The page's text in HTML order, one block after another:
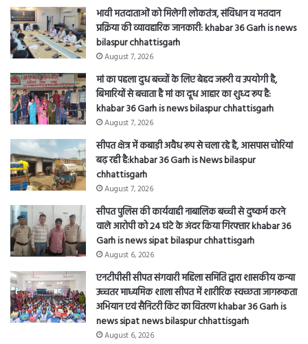
भावी मतदाताओं को मिलेगी लोकतंत्र, संविधान व मतदान
प्रक्रिया की व्यावहारिक जानकारी: khabar 36 Garh is news
bilaspur chhattisgarh
August 7, 2026
मां का पहला दुध बच्चों के लिए बेहद जरूरी व उपयोगी है,
बिमारियों से बचाता है मां का दूध आहार का शुध्द रूप है:
khabar 36 Garh is news bilaspur chhattisgarh
August 7, 2026
सीपत क्षेत्र में कबाड़ी अवैध रूप से चला रहे है, आसपास चोरियां
बढ़ रही है:khabar 36 Garh is News bilaspur
chhattisgarh
August 7, 2026
सीपत पुलिस की कार्यवाही नाबालिक बच्ची से दुष्कर्म करने
वाले आरोपी को 24 घंटे के अंदर किया गिरफ्तार khabar 36
Garh is news sipat bilaspur chhattisgarh
August 6, 2026
एनटीपीसी सीपत संगवारी महिला समिति द्वारा शासकीय कन्या
उच्चतर माध्यमिक शाला सीपत में शारीरिक स्वच्छता जागरूकता
अभियान एवं सैनिटरी किट का वितरण khabar 36 Garh is
news sipat news bilaspur chhattisgarh
August 6, 2026